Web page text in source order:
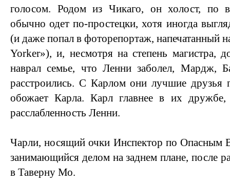
голосом. Родом из Чикаго, он холост, по
обычно одет по-простецки, хотя иногда
(и даже попал в фоторепортаж, напечатанный
Yorker»), и, несмотря на степень магистра,
наврал семье, что Ленни заболел, Мардж,
расстроились. С Карлом они лучшие
обожает Карла. Карл главнее в их
расслабленность Ленни.
Чарли, носящий очки Инспектор по Опасным
занимающийся делом на заднем плане, после
в Таверну Мо.